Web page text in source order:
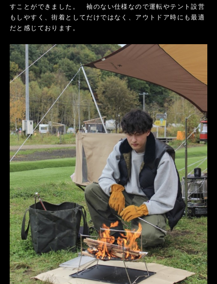
すことができました。 袖のない仕様なので運転やテント設営
もしやすく、街着としてだけではなく、アウトドア時にも最適
だと感じております。